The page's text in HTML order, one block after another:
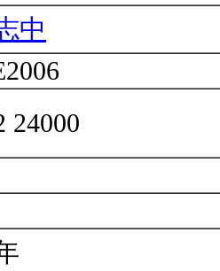
中
24000